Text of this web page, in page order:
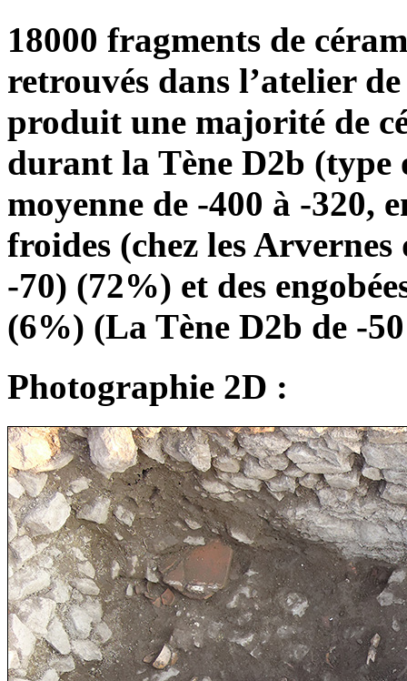
18000 fragments de
retrouvés dans l’atelier
produit une majorité de
durant la Tène D2b (type
moyenne de -400 à -320,
froides (chez les
-70) (72%) et des
(6%) (La Tène D2b de -
Photographie 2D :